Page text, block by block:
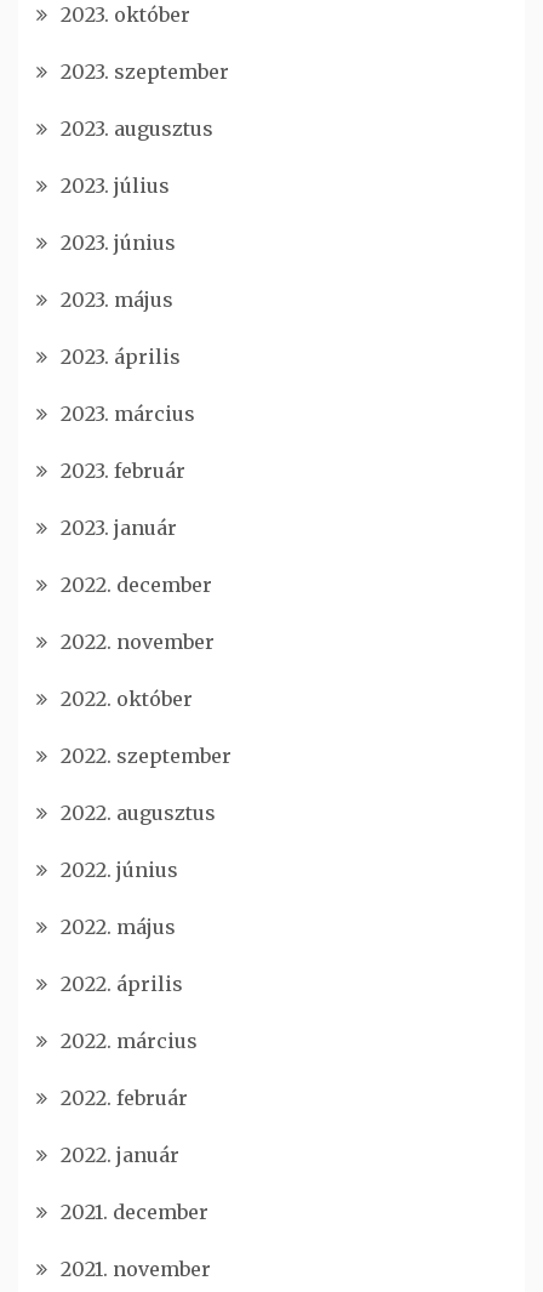
2023. október
2023. szeptember
2023. augusztus
2023. július
2023. június
2023. május
2023. április
2023. március
2023. február
2023. január
2022. december
2022. november
2022. október
2022. szeptember
2022. augusztus
2022. június
2022. május
2022. április
2022. március
2022. február
2022. január
2021. december
2021. november